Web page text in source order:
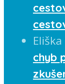
chyb